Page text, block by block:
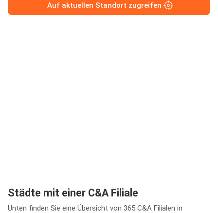
Auf aktuellen Standort zugreifen
Städte mit einer C&A Filiale
Unten finden Sie eine Übersicht von 365 C&A Filialen in